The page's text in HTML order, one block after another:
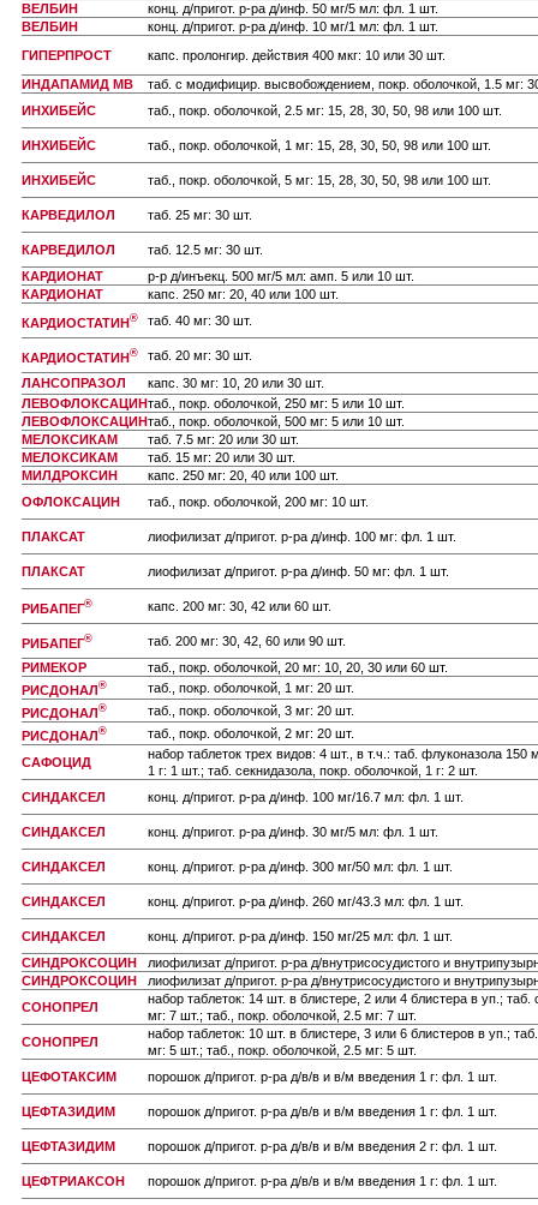
ВЕЛБИН
конц. д/пригот. р-ра д/инф. 50 мг/5 мл: фл. 1 шт.
ВЕЛБИН
конц. д/пригот. р-ра д/инф. 10 мг/1 мл: фл. 1 шт.
ГИПЕРПРОСТ
капс. пролонгир. действия 400 мкг: 10 или 30 шт.
ИНДАПАМИД МВ
таб. с модифицир. высвобождением, покр. оболочкой, 1.5 мг:
ИНХИБЕЙС
таб., покр. оболочкой, 2.5 мг: 15, 28, 30, 50, 98 или 100 шт.
ИНХИБЕЙС таб., покр. оболочкой, 1 мг: 15, 28, 30, 50, 98 или 100 шт.
ИНХИБЕЙС таб., покр. оболочкой, 5 мг: 15, 28, 30, 50, 98 или 100 шт.
КАРВЕДИЛОЛ таб. 25 мг: 30 шт.
КАРВЕДИЛОЛ
таб. 12.5 мг: 30 шт.
КАРДИОНАТ
р-р д/инъекц. 500 мг/5 мл: амп. 5 или 10 шт.
КАРДИОНАТ
капс. 250 мг: 20, 40 или 100 шт.
КАРДИОСТАТИН® таб. 40 мг: 30 шт.
КАРДИОСТАТИН®
таб. 20 мг: 30 шт.
ЛАНСОПРАЗОЛ
капс. 30 мг: 10, 20 или 30 шт.
ЛЕВОФЛОКСАЦИНтаб., покр. оболочкой, 250 мг: 5 или 10 шт.
ЛЕВОФЛОКСАЦИНтаб., покр. оболочкой, 500 мг: 5 или 10 шт.
МЕЛОКСИКАМ
таб. 7.5 мг: 20 или 30 шт.
МЕЛОКСИКАМ
таб. 15 мг: 20 или 30 шт.
МИЛДРОКСИН
капс. 250 мг: 20, 40 или 100 шт.
ОФЛОКСАЦИН
таб., покр. оболочкой, 200 мг: 10 шт.
ПЛАКСАТ лиофилизат д/пригот. р-ра д/инф. 100 мг: фл. 1 шт.
ПЛАКСАТ лиофилизат д/пригот. р-ра д/инф. 50 мг: фл. 1 шт.
РИБАПЕГ® капс. 200 мг: 30, 42 или 60 шт.
РИБАПЕГ®
таб. 200 мг: 30, 42, 60 или 90 шт.
РИМЕКОР
таб., покр. оболочкой, 20 мг: 10, 20, 30 или 60 шт.
РИСДОНАЛ®
таб., покр. оболочкой, 1 мг: 20 шт.
РИСДОНАЛ®
таб., покр. оболочкой, 3 мг: 20 шт.
РИСДОНАЛ®
таб., покр. оболочкой, 2 мг: 20 шт.
САФОЦИД
набор таблеток трех видов: 4 шт., в т.ч.: таб. флуконазола 150
1 г: 1 шт.; таб. секнидазола, покр. оболочкой, 1 г: 2 шт.
СИНДАКСЕЛ
конц. д/пригот. р-ра д/инф. 100 мг/16.7 мл: фл. 1 шт.
СИНДАКСЕЛ конц. д/пригот. р-ра д/инф. 30 мг/5 мл: фл. 1 шт.
СИНДАКСЕЛ конц. д/пригот. р-ра д/инф. 300 мг/50 мл: фл. 1 шт.
СИНДАКСЕЛ конц. д/пригот. р-ра д/инф. 260 мг/43.3 мл: фл. 1 шт.
СИНДАКСЕЛ
конц. д/пригот. р-ра д/инф. 150 мг/25 мл: фл. 1 шт.
СИНДРОКСОЦИН
лиофилизат д/пригот. р-ра д/внутрисосудистого и
СИНДРОКСОЦИН
лиофилизат д/пригот. р-ра д/внутрисосудистого и
СОНОПРЕЛ
набор таблеток: 14 шт. в блистере, 2 или 4 блистера в уп.;
мг: 7 шт.; таб., покр. оболочкой, 2.5 мг: 7 шт.
СОНОПРЕЛ
набор таблеток: 10 шт. в блистере, 3 или 6 блистеров в уп.;
мг: 5 шт.; таб., покр. оболочкой, 2.5 мг: 5 шт.
ЦЕФОТАКСИМ
порошок д/пригот. р-ра д/в/в и в/м введения 1 г: фл. 1 шт.
ЦЕФТАЗИДИМ порошок д/пригот. р-ра д/в/в и в/м введения 1 г: фл. 1 шт.
ЦЕФТАЗИДИМ порошок д/пригот. р-ра д/в/в и в/м введения 2 г: фл. 1 шт.
ЦЕФТРИАКСОН порошок д/пригот. р-ра д/в/в и в/м введения 1 г: фл. 1 шт.